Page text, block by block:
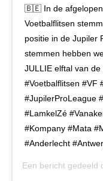
🇧🇪 In de afgelopen
Voetbalflitsen
positie in de Jupiler
stemmen hebben
JULLIE elftal van
#Voetbalflitsen #VF
#JupilerProLeague
#LamkelZé
#Kompany #Mata
#Anderlecht
Een bericht gedeeld